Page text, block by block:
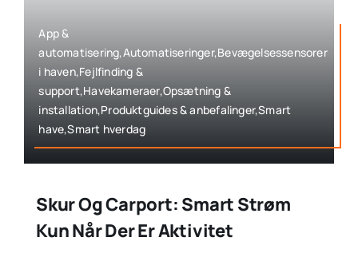
App &
automatisering,Automatiseringer,Bevægelsessensorer
i haven,Fejlfinding &
support,Havekameraer,Opsætning &
installation,Produktguides & anbefalinger,Smart
have,Smart hverdag
Skur Og Carport: Smart Strøm
Kun Når Der Er Aktivitet